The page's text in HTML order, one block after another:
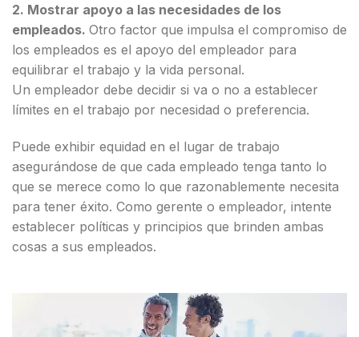
2. Mostrar apoyo a las necesidades de los
empleados. Otro factor que impulsa el compromiso de
los empleados es el apoyo del empleador para
equilibrar el trabajo y la vida personal.
Un empleador debe decidir si va o no a establecer
límites en el trabajo por necesidad o preferencia.
Puede exhibir equidad en el lugar de trabajo
asegurándose de que cada empleado tenga tanto lo
que se merece como lo que razonablemente necesita
para tener éxito. Como gerente o empleador, intente
establecer políticas y principios que brinden ambas
cosas a sus empleados.